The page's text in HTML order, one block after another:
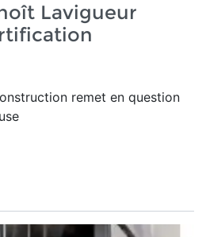
Lavigueur
remet en question